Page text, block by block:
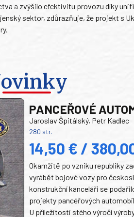
a zvýšilo efektivitu provozu díky
sektor, zdůrazňuje, že projekt s
PANCEŘOVÉ
Jaroslav Špitálský, Petr Kadlec
280 str.
14,50 € /
Okamžitě po vzniku republiky
vyrábět bojové vozy pro
konstrukční kanceláři se
projekty pancéřových
U příležitosti stého výročí